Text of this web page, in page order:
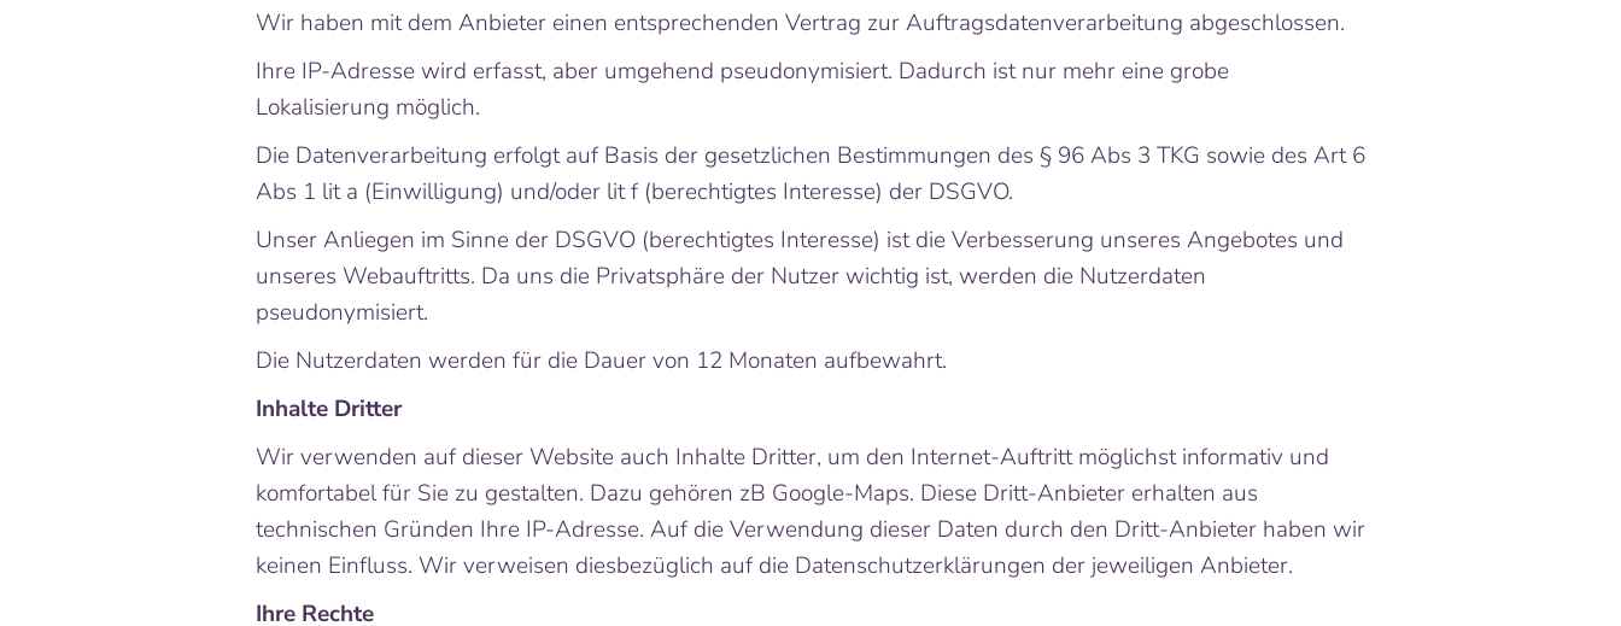
Wir haben mit dem Anbieter einen entsprechenden Vertrag zur Auftragsdatenverarbeitung abgeschlossen.
Ihre IP-Adresse wird erfasst, aber umgehend pseudonymisiert. Dadurch ist nur mehr eine grobe
Lokalisierung möglich.
Die Datenverarbeitung erfolgt auf Basis der gesetzlichen Bestimmungen des § 96 Abs 3 TKG sowie des Art 6
Abs 1 lit a (Einwilligung) und/oder lit f (berechtigtes Interesse) der DSGVO.
Unser Anliegen im Sinne der DSGVO (berechtigtes Interesse) ist die Verbesserung unseres Angebotes und
unseres Webauftritts. Da uns die Privatsphäre der Nutzer wichtig ist, werden die Nutzerdaten
pseudonymisiert.
Die Nutzerdaten werden für die Dauer von 12 Monaten aufbewahrt.
Inhalte Dritter
Wir verwenden auf dieser Website auch Inhalte Dritter, um den Internet-Auftritt möglichst informativ und
komfortabel für Sie zu gestalten. Dazu gehören zB Google-Maps. Diese Dritt-Anbieter erhalten aus
technischen Gründen Ihre IP-Adresse. Auf die Verwendung dieser Daten durch den Dritt-Anbieter haben wir
keinen Einfluss. Wir verweisen diesbezüglich auf die Datenschutzerklärungen der jeweiligen Anbieter.
Ihre Rechte